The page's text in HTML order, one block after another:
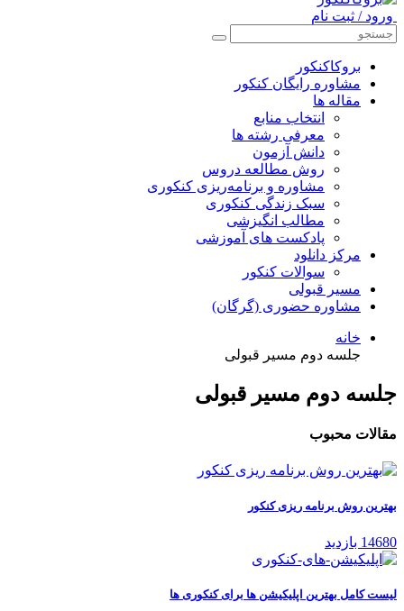
ورود / ثبت نام
بروکاکنکور
مشاوره رایگان کنکور
مقاله ها
انتخاب منابع
معرفی رشته ها
دانش آزمون
روش مطالعه دروس
مشاوره و برنامه‌ریزی کنکوری
سبک زندگی کنکوری
مطالب انگیزشی
پادکست های آموزشی
مرکز دانلود
سوالات کنکور
مسیر قبولی
مشاوره حضوری (گرگان)
خانه
جلسه دوم مسیر قبولی
جلسه دوم مسیر قبولی
مقالات محبوب
بهترین روش برنامه ریزی کنکور
14680 بازدید
لیست کامل بهترین اپلیکیشن ها برای کنکوری ها